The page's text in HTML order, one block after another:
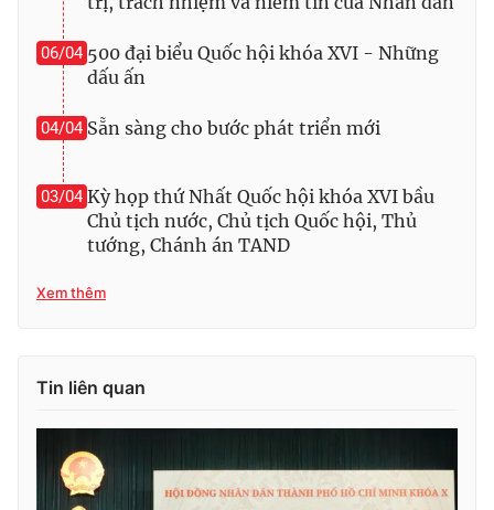
Cơ quan chủ quản:Đài Truyền hình Việt Nam
Cơ quan báo chí:
Thời báo VTV
Giấy phép hoạt động báo in và báo điện tử số 483/GP-BTTTT
cấp ngày 29/12/2023
Tổng Biên tập:Vũ Thanh Thủy
Phó Tổng Biên tập:
Nguyễn Trọng Ninh
Tổng đài VTV:
024.38 355 931 - 024.38 355 932
Ðiện thoại Thời báo VTV:024.66 897 897
Liên hệ quảng cáo:
06/04 500 đại biểu Quốc hội khóa XVI - Những
dấu ấn
04/04 Sẵn sàng cho bước phát triển mới
03/04 Kỳ họp thứ Nhất Quốc hội khóa XVI bầu
Chủ tịch nước, Chủ tịch Quốc hội, Thủ
tướng, Chánh án TAND
Xem thêm
Tin liên quan